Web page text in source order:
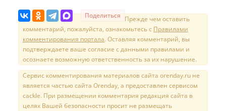
Поделиться Прежде чем оставить
комментарий, пожалуйста, ознакомьтесь с Правилами
комментирования портала. Оставляя комментарий, вы
подтверждаете ваше согласие с данными правилами и
осознаете возможную ответственность за их нарушение.
Сервис комментирования материалов сайта orenday.ru не
является частью сайта Orenday, а предоставлен сервисом
cackle. При размещении комментария редакция сайта в
целях Вашей безопасности просит не размещать